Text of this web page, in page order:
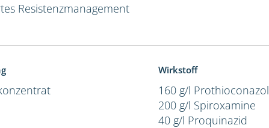
Resistenzmanagement
Wirkstoff
160 g/l Prothioconazol
200 g/l Spiroxamine
40 g/l Proquinazid